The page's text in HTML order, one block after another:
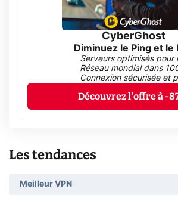
CyberGhost
Diminuez le Ping et le
Serveurs optimisés pour
Réseau mondial dans
Connexion sécurisée et
Découvrez l'offre à -
Les tendances
Meilleur VPN